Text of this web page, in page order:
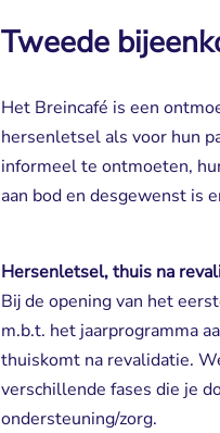
Tweede
Het Breincafé is een
hersenletsel als voor hun
informeel te ontmoeten,
aan bod en desgewenst is
Hersenletsel, thuis na
Bij de opening van het
m.b.t. het jaarprogramma
thuiskomt na revalidatie.
verschillende fases die je
ondersteuning/zorg.